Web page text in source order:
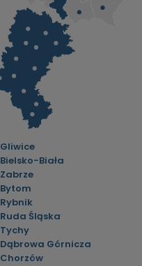
Gliwice
Bielsko-Biała
Zabrze
Bytom
Rybnik
Ruda Śląska
Tychy
Dąbrowa Górnicza
Chorzów